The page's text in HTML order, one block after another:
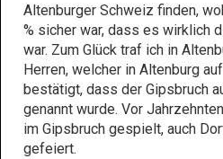
Altenburger Schweiz finden,
% sicher war, dass es wirklich
war. Zum Glück traf ich in
Herren, welcher in Altenburg
bestätigt, dass der Gipsbruch
genannt wurde. Vor
im Gipsbruch gespielt, auch
gefeiert.